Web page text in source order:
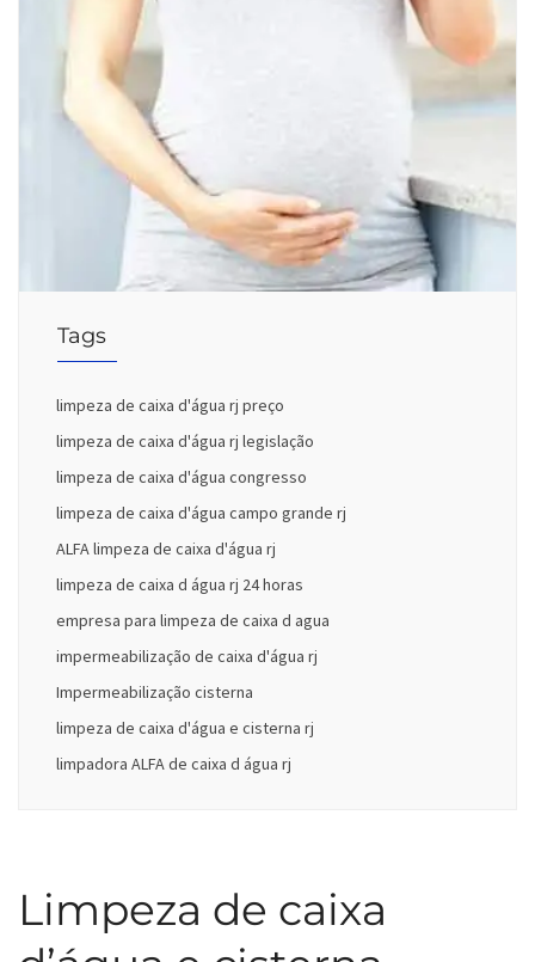
Tags
limpeza de caixa d'água rj preço
limpeza de caixa d'água rj legislação
limpeza de caixa d'água congresso
limpeza de caixa d'água campo grande rj
ALFA limpeza de caixa d'água rj
limpeza de caixa d água rj 24 horas
empresa para limpeza de caixa d agua
impermeabilização de caixa d'água rj
Impermeabilização cisterna
limpeza de caixa d'água e cisterna rj
limpadora ALFA de caixa d água rj
Limpeza de caixa